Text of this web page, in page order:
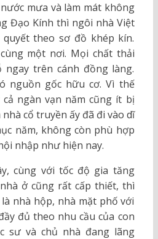
mưa và làm mát không
Đạo Kính thì ngôi nhà Việt
theo sơ đồ khép kín.
một nơi. Mọi chất thải
trên cánh đồng làng.
nguồn gốc hữu cơ. Vì thế
ngàn vạn năm cũng ít bị
cổ truyền ấy đã đi vào dĩ
năm, không còn phù hợp
nhập như hiện nay.
cùng với tốc độ gia tăng
ở cũng rất cấp thiết, thì
nhà hộp, nhà mặt phố với
đủ theo nhu cầu của con
sư và chủ nhà đang lãng